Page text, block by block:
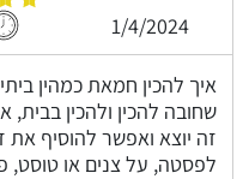
1/4/2024
איך להכין חמאת כמהין
שחובה להכין ולהכין
זה יוצא ואפשר להוסיף
לפסטה, על צנים או טוסט,